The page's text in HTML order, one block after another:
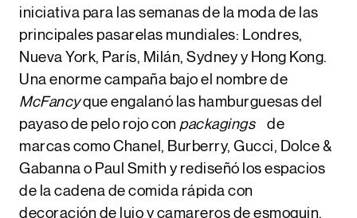
iniciativa para las semanas de la moda de las
principales pasarelas mundiales: Londres,
Nueva York, París, Milán, Sydney y Hong Kong.
Una enorme campaña bajo el nombre de
McFancyque engalanó las hamburguesas del
payaso de pelo rojo con packagingsde
marcas como Chanel, Burberry, Gucci, Dolce &
Gabanna o Paul Smith y rediseñó los espacios
de la cadena de comida rápida con
decoración de lujo y camareros de esmoquin.